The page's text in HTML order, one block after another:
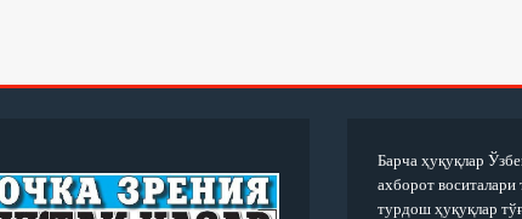
Барча ҳуқуқлар
ахборот воситалари
турдош ҳуқуқлар